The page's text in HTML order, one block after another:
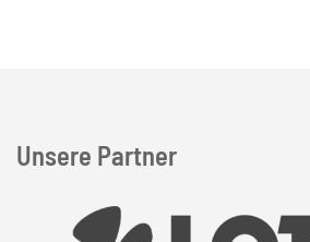
Unsere Partner